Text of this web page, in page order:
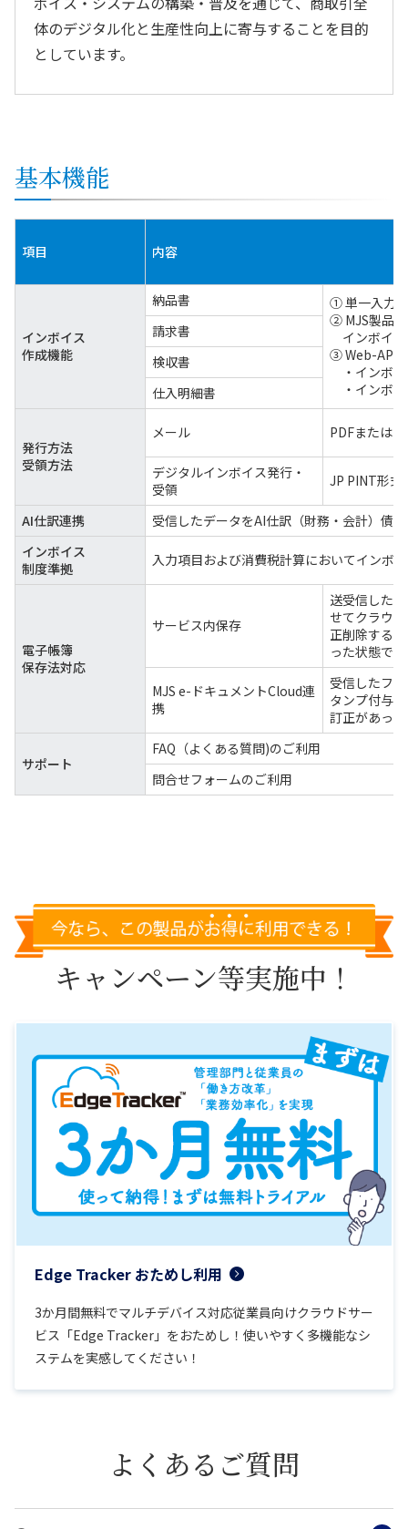
体のデジタル化と生産性向上に寄与することを目的
としています。
基本機能
項目 内容
インボイス
作成機能
納品書
① 単一入力
② MJS製品
インボイス
③ Web-API
・インボイ
・インボイ
請求書
検収書
仕入明細書
発行方法
受領方法
メール PDFまたは
デジタルインボイス発行・
受領
JP PINT形式
AI仕訳連携
受信したデータをAI仕訳（財務・会計）債
インボイス
制度準拠
入力項目および消費税計算においてインボ
電子帳簿
保存法対応
サービス内保存
送受信した
せてクラウ
正削除する
った状態で
MJS e-ドキュメントCloud連
携
受信したフ
タンプ付与
訂正があっ
サポート
FAQ（よくある質問)のご利用
問合せフォームのご利用
キャンペーン等実施中！
Edge Tracker おためし利用
3か月間無料でマルチデバイス対応従業員向けクラウドサー
ビス「Edge Tracker」をおためし！使いやすく多機能なシ
ステムを実感してください！
よくあるご質問